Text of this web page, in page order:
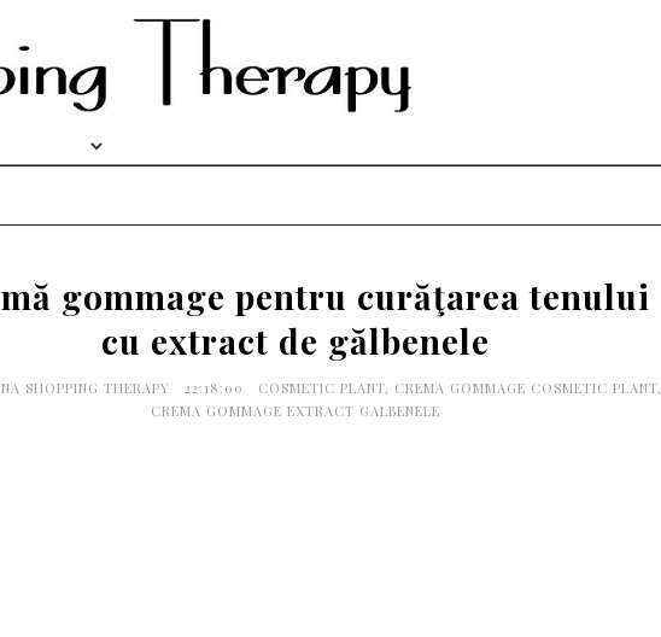
gommage pentru curăţarea tenului
cu extract de gălbenele
SHOPPING THERAPY 22:18:00 COSMETIC PLANT, CREMA GOMMAGE COSMETIC PLANT,
CREMA GOMMAGE EXTRACT GALBENELE